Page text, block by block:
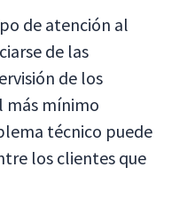
de atención al
de las
de los
más mínimo
técnico puede
los clientes que